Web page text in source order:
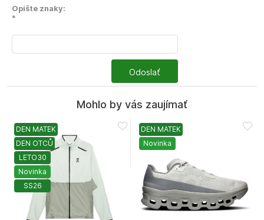
Opište znaky:
*
Odoslať
Mohlo by vás zaujímať
DEN MATEK
DEN OTCŮ
LETO30
Novinka
SS26
DEN MATEK
Novinka